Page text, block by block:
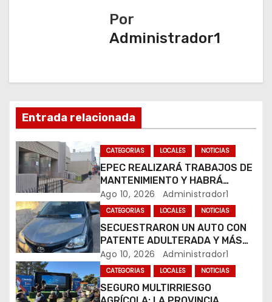
c
i
ó
n
d
e
e
n
Por
Administrador1
Entrada relacionada
CATEGORIAS LOCALES NOTICIAS
EPEC REALIZARÁ TRABAJOS DE
MANTENIMIENTO Y HABRÁ
CORTES DE LUZ EN DISTINTOS
SECTORES DE RÍO CUARTO
Ago 10, 2026 Administrador1
CATEGORIAS LOCALES NOTICIAS
SECUESTRARON UN AUTO CON
PATENTE ADULTERADA Y MÁS
DE 20 MOTOS DURANTE LOS
OPERATIVOS DEL FIN DE
SEMANA
Ago 10, 2026 Administrador1
CATEGORIAS LOCALES NOTICIAS
SEGURO MULTIRRIESGO